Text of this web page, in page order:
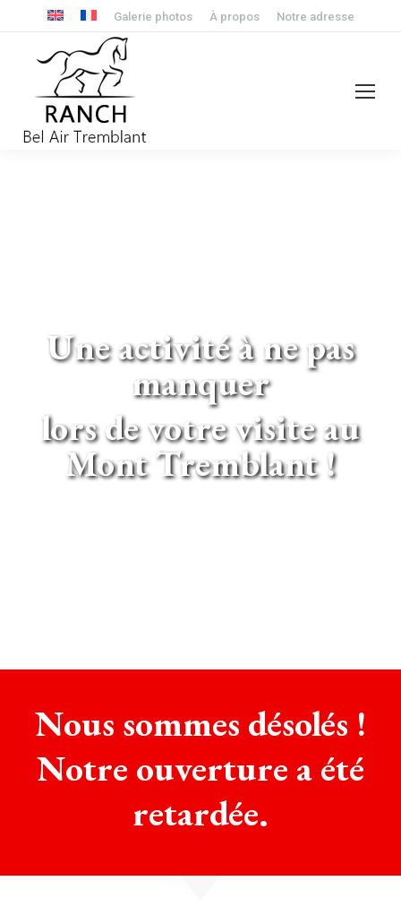
Galerie photos À propos Notre adresse
Une activité à ne pas
manquer
lors de votre visite au
Mont Tremblant !
Nous sommes désolés !
Notre ouverture a été
retardée.